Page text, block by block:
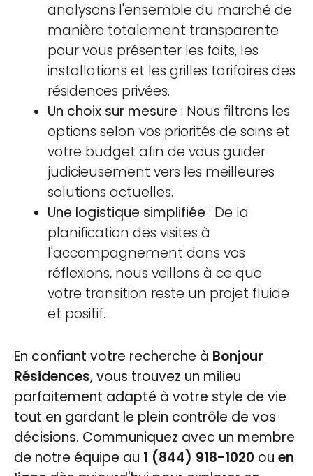
analysons l'ensemble du marché de
manière totalement transparente
pour vous présenter les faits, les
installations et les grilles tarifaires des
résidences privées.
Un choix sur mesure : Nous filtrons les
options selon vos priorités de soins et
votre budget afin de vous guider
judicieusement vers les meilleures
solutions actuelles.
Une logistique simplifiée : De la
planification des visites à
l'accompagnement dans vos
réflexions, nous veillons à ce que
votre transition reste un projet fluide
et positif.
En confiant votre recherche à Bonjour
Résidences, vous trouvez un milieu
parfaitement adapté à votre style de vie
tout en gardant le plein contrôle de vos
décisions. Communiquez avec un membre
de notre équipe au 1 (844) 918-1020 ou en